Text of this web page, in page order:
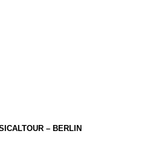
– BERLIN